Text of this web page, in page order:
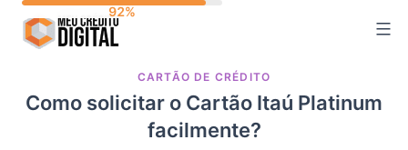
CARTÃO DE CRÉDITO
Como solicitar o Cartão Itaú Platinum
facilmente?